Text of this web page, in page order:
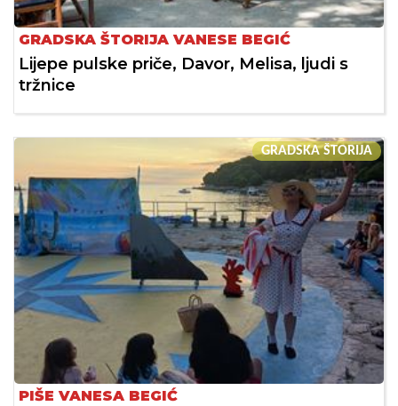
GRADSKA ŠTORIJA VANESE BEGIĆ
Lijepe pulske priče, Davor, Melisa, ljudi s
tržnice
GRADSKA ŠTORIJA
PIŠE VANESA BEGIĆ